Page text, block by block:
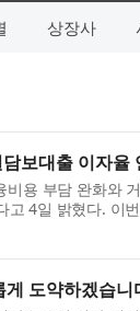
상장사
보대출 이자율
비용 부담 완화와
고 4일 밝혔다. 이
출 금리 체계를
도약하겠습니